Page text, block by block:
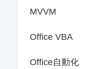
MVVM
Office VBA
Office自動化